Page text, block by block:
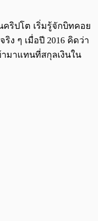
ริปโต เริ่มรู้จักบิทคอย
ง ๆ เมื่อปี 2016 คิดว่า
มาแทนที่สกุลเงินใน